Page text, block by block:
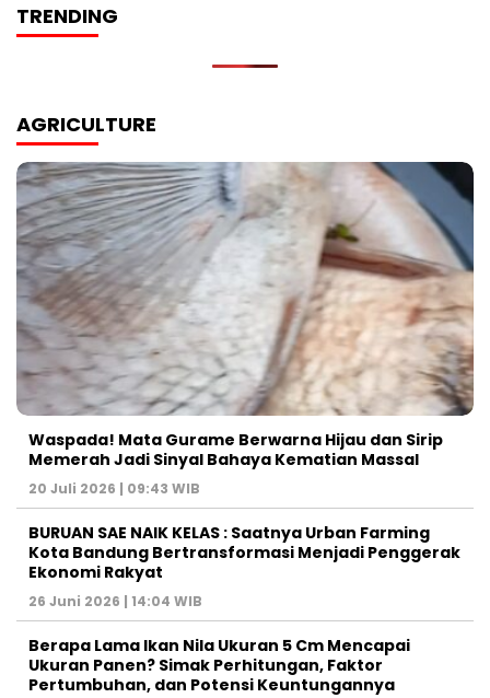
TRENDING
AGRICULTURE
Waspada! Mata Gurame Berwarna Hijau dan Sirip
Memerah Jadi Sinyal Bahaya Kematian Massal
20 Juli 2026 | 09:43 WIB
BURUAN SAE NAIK KELAS : Saatnya Urban Farming
Kota Bandung Bertransformasi Menjadi Penggerak
Ekonomi Rakyat
26 Juni 2026 | 14:04 WIB
Berapa Lama Ikan Nila Ukuran 5 Cm Mencapai
Ukuran Panen? Simak Perhitungan, Faktor
Pertumbuhan, dan Potensi Keuntungannya